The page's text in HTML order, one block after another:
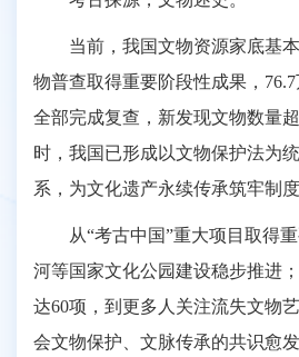
当前，我国文物资源家底基本
物普查取得重要阶段性成果，
全部完成复查，新发现文物数量
时，我国已形成以文物保护法为
系，为文化遗产永续传承筑牢制度
从“考古中国”重大项目取得重
河等国家文化公园建设稳步推进
达60项，到更多人关注流失文物
会文物保护、文脉传承的共识愈发